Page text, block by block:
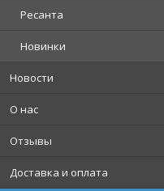
Ресанта
Новинки
Новости
О нас
Отзывы
Доставка и оплата